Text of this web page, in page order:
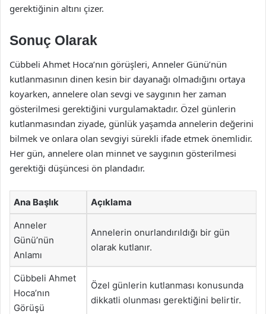
gerektiğinin altını çizer.
Sonuç Olarak
Cübbeli Ahmet Hoca’nın görüşleri, Anneler Günü’nün
kutlanmasının dinen kesin bir dayanağı olmadığını ortaya
koyarken, annelere olan sevgi ve saygının her zaman
gösterilmesi gerektiğini vurgulamaktadır. Özel günlerin
kutlanmasından ziyade, günlük yaşamda annelerin değerini
bilmek ve onlara olan sevgiyi sürekli ifade etmek önemlidir.
Her gün, annelere olan minnet ve saygının gösterilmesi
gerektiği düşüncesi ön plandadır.
Ana Başlık Açıklama
Anneler
Günü’nün
Anlamı
Annelerin onurlandırıldığı bir gün
olarak kutlanır.
Cübbeli Ahmet
Hoca’nın
Görüşü
Özel günlerin kutlanması konusunda
dikkatli olunması gerektiğini belirtir.